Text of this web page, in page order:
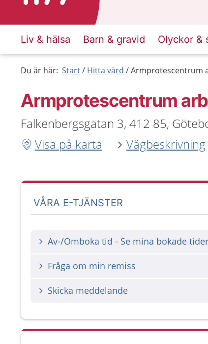
Liv & hälsa Barn & gravid Olyckor &
Du är här: Start Hitta vård Armprotescentrum
Armprotescentrum
Falkenbergsgatan 3, 412 85,
Visa på karta
Vägbeskrivning
VÅRA E-TJÄNSTER
Av-/Omboka tid - Se mina bokade tider
Fråga om min remiss
Skicka meddelande